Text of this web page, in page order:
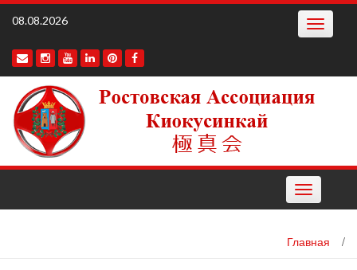
Наверх
08.08.2026 Toggle
Toggle
navigation
Главная /